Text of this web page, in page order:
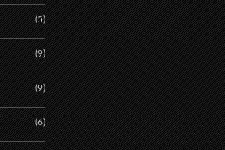
(5)
(9)
(9)
(6)